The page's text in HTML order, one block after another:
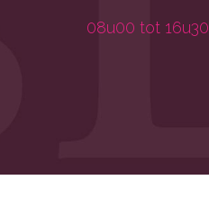
08u00 tot 16u30